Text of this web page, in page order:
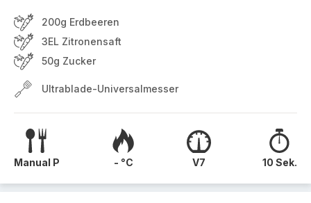
200g Erdbeeren
3EL Zitronensaft
50g Zucker
Ultrablade-Universalmesser
Manual P - °C V7 10 Sek.